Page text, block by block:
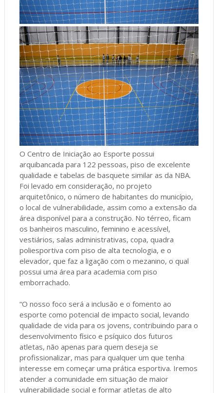
O Centro de Iniciação ao Esporte possui
arquibancada para 122 pessoas, piso de excelente
qualidade e tabelas de basquete similar as da NBA.
Foi levado em consideração, no projeto
arquitetônico, o número de habitantes do município,
o local de vulnerabilidade, assim como a extensão da
área disponível para a construção. No térreo, ficam
os banheiros masculino, feminino e acessível,
vestiários, salas administrativas, copa, quadra
poliesportiva com piso de alta tecnologia, e o
elevador, que faz a ligação com o mezanino, o qual
possui uma área para academia com piso
emborrachado.
“O nosso foco será a inclusão e o fomento ao
esporte como potencial de impacto social, levando
qualidade de vida para os jovens, contribuindo para o
desenvolvimento físico e psíquico dos futuros
atletas, não apenas para quem deseja se
profissionalizar, mas para qualquer um que tenha
interesse em começar uma prática esportiva. Iremos
atender a comunidade em situação de maior
vulnerabilidade social e formar atletas de alto